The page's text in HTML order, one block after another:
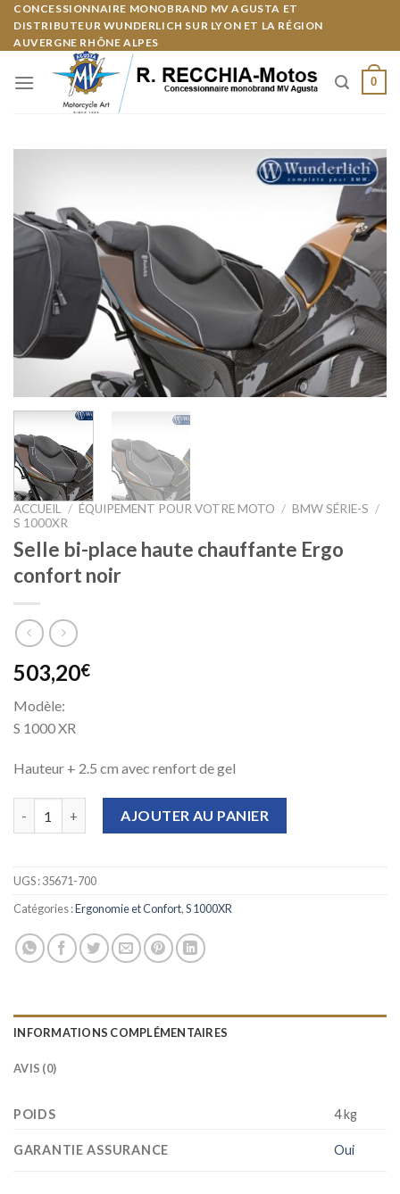
Skip
content
CONCESSIONNAIRE MONOBRAND MV AGUSTA ET
DISTRIBUTEUR WUNDERLICH SUR LYON ET LA RÉGION
AUVERGNE RHÔNE ALPES
0
ACCUEIL / ÉQUIPEMENT POUR VOTRE MOTO / BMW SÉRIE-S /
S 1000XR
Selle bi-place haute chauffante Ergo
confort noir
503,20€
Modèle:
S 1000 XR
Hauteur + 2.5 cm avec renfort de gel
AJOUTER AU PANIER
UGS :35671-700
Catégories :Ergonomie et Confort,S 1000XR
INFORMATIONS COMPLÉMENTAIRES
AVIS (0)
POIDS 4 kg
GARANTIE ASSURANCE Oui
Panneau de gestion des cookies